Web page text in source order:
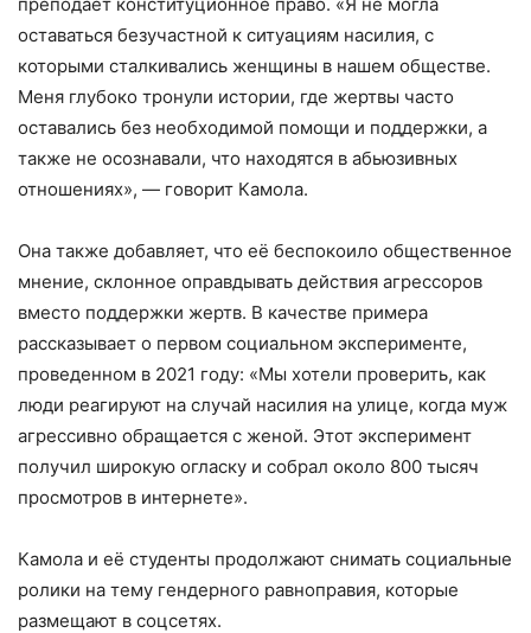
оставаться безучастной к ситуациям насилия, с
которыми сталкивались женщины в нашем обществе.
Меня глубоко тронули истории, где жертвы часто
оставались без необходимой помощи и поддержки, а
также не осознавали, что находятся в абьюзивных
отношениях», — говорит Камола.
Она также добавляет, что её беспокоило общественное
мнение, склонное оправдывать действия агрессоров
вместо поддержки жертв. В качестве примера
рассказывает о первом социальном эксперименте,
проведенном в 2021 году: «Мы хотели проверить, как
люди реагируют на случай насилия на улице, когда муж
агрессивно обращается с женой. Этот эксперимент
получил широкую огласку и собрал около 800 тысяч
просмотров в интернете».
Камола и её студенты продолжают снимать социальные
ролики на тему гендерного равноправия, которые
размещают в соцсетях.